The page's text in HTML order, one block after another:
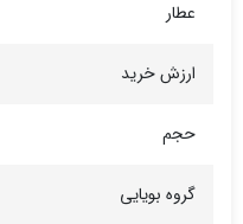
عطار
ارزش خرید
حجم
گروه بویایی